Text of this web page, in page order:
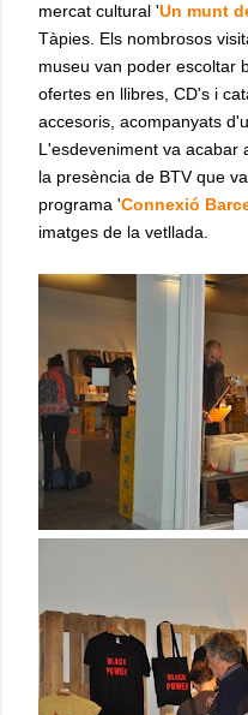
mercat cultural 'Un munt
Tàpies. Els nombrosos
museu van poder escoltar
ofertes en llibres, CD's i
accesoris, acompanyats
L'esdeveniment va acabar
la presència de BTV que
programa 'Connexió
imatges de la vetllada.